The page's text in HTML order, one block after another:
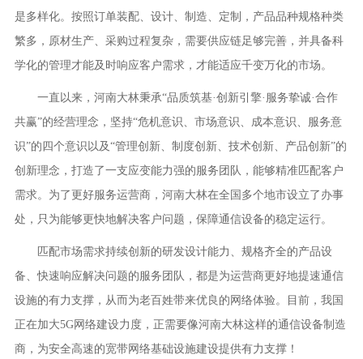
是多样化。按照订单装配、设计、制造、定制，产品品种规格种类
繁多，原材生产、采购过程复杂，需要供应链足够完善，并具备科
学化的管理才能及时响应客户需求，才能适应千变万化的市场。
一直以来，河南大林秉承“品质筑基·创新引擎·服务挚诚·合作
共赢”的经营理念，坚持“危机意识、市场意识、成本意识、服务意
识”的四个意识以及“管理创新、制度创新、技术创新、产品创新”的
创新理念，打造了一支应变能力强的服务团队，能够精准匹配客户
需求。为了更好服务运营商，河南大林在全国多个地市设立了办事
处，只为能够更快地解决客户问题，保障通信设备的稳定运行。
匹配市场需求持续创新的研发设计能力、规格齐全的产品设
备、快速响应解决问题的服务团队，都是为运营商更好地提速通信
设施的有力支撑，从而为老百姓带来优良的网络体验。目前，我国
正在加大5G网络建设力度，正需要像河南大林这样的通信设备制造
商，为安全高速的宽带网络基础设施建设提供有力支撑！